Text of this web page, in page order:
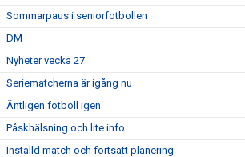
Sommarpaus i seniorfotbollen
DM
Nyheter vecka 27
Seriematcherna är igång nu
Äntligen fotboll igen
Påskhälsning och lite info
Inställd match och fortsatt planering